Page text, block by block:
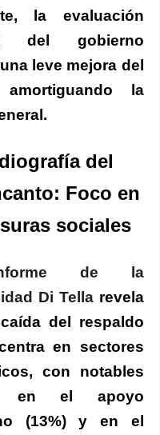
la evaluación
del gobierno
leve mejora del
amortiguando la
del
Foco en
sociales
de la
Di Tellarevela
del respaldo
en sectores
con notables
en el apoyo
(13%) y en el